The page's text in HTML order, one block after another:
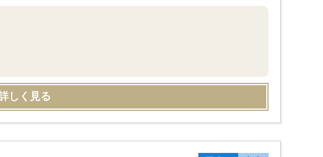
しく見る